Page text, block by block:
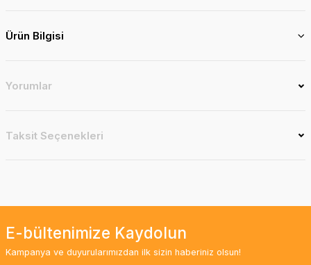
Ürün Bilgisi
Yorumlar
Taksit Seçenekleri
E-bültenimize Kaydolun
Kampanya ve duyurularımızdan ilk sizin haberiniz olsun!